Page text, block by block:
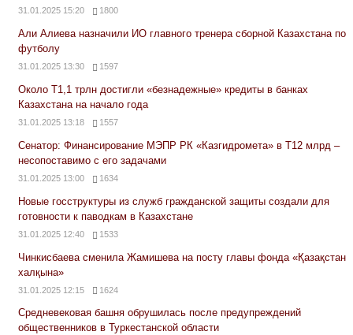
31.01.2025 15:20 1800
Али Алиева назначили ИО главного тренера сборной Казахстана по
футболу
31.01.2025 13:30 1597
Около Т1,1 трлн достигли «безнадежные» кредиты в банках
Казахстана на начало года
31.01.2025 13:18 1557
Сенатор: Финансирование МЭПР РК «Казгидромета» в Т12 млрд –
несопоставимо с его задачами
31.01.2025 13:00 1634
Новые госструктуры из служб гражданской защиты создали для
готовности к паводкам в Казахстане
31.01.2025 12:40 1533
Чинкисбаева сменила Жамишева на посту главы фонда «Қазақстан
халқына»
31.01.2025 12:15 1624
Средневековая башня обрушилась после предупреждений
общественников в Туркестанской области